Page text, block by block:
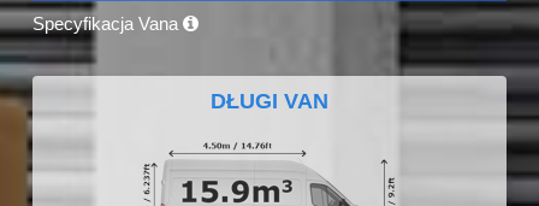
Specyfikacja Vana
DŁUGI VAN